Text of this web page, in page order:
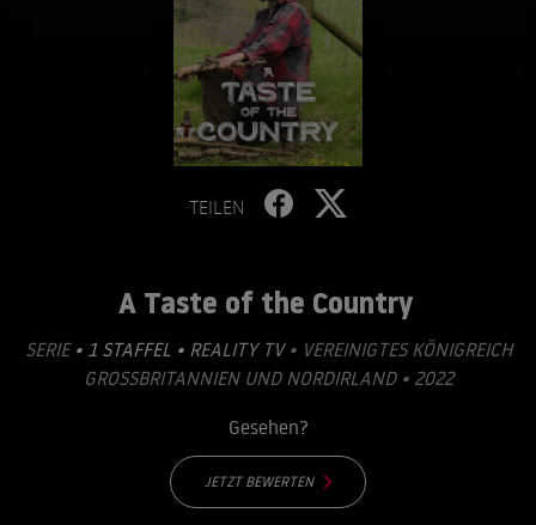
TEILEN
A Taste of the Country
SERIE • 1 STAFFEL • REALITY TV• VEREINIGTES KÖNIGREICH
GROSSBRITANNIEN UND NORDIRLAND • 2022
Gesehen?
JETZT BEWERTEN